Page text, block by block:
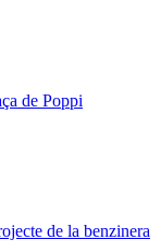
de Poppi
de la benzinera